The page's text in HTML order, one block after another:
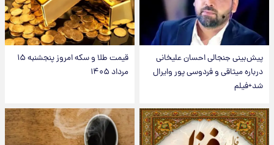
پیش‌بینی جنجالی احسان علیخانی
درباره میثاقی و فردوسی پور وایرال
شد+فیلم
قیمت طلا و سکه امروز پنجشنبه ۱۵
مرداد ۱۴۰۵